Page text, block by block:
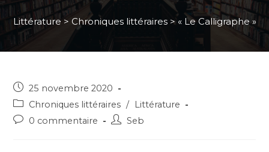
Littérature>Chroniques littéraires >« Le Calligraphe »
Post
published:
25 novembre 2020
Post
category:
Chroniques littéraires / Littérature
Post0 commentaire
PostSeb